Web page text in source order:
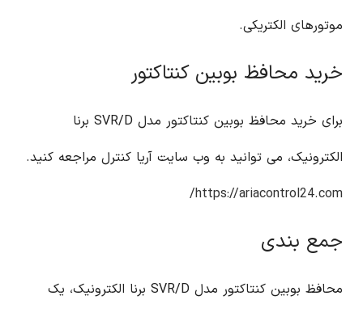
موتورهای الکتریکی.
خرید محافظ بوبین کنتاکتور
برای خرید محافظ بوبین کنتاکتور مدل SVR/D برنا
الکترونیک، می توانید به وب سایت آریا کنترل مراجعه کنید.
https://ariacontrol24.com/
جمع بندی
محافظ بوبین کنتاکتور مدل SVR/D برنا الکترونیک، یک